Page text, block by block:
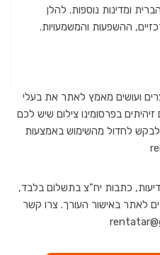
ומדינות נוספות. להלן
ההשפעות והמשמעויות.
ועושים מאמץ לאתר את בעלי
זיהיתים בפרסומינו צילום שיש לכם
לחדול מהשימוש באמצעות
כתבות יח"צ בתשלום בלבד,
לאתר באישור העורך. צרו קשר